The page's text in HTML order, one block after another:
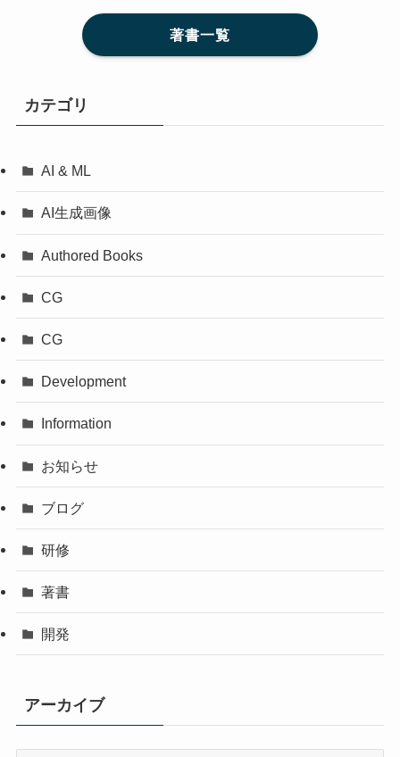
著書一覧
カテゴリ
AI & ML
AI生成画像
Authored Books
CG
CG
Development
Information
お知らせ
ブログ
研修
著書
開発
アーカイブ